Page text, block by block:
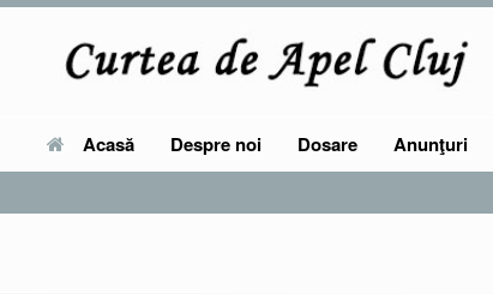
Acasă Despre noi Dosare Anunţuri